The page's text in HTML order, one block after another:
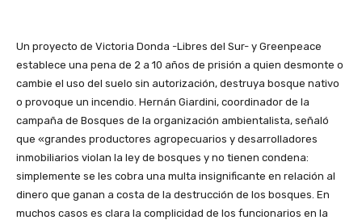
Un proyecto de Victoria Donda -Libres del Sur- y Greenpeace
establece una pena de 2 a 10 años de prisión a quien desmonte o
cambie el uso del suelo sin autorización, destruya bosque nativo
o provoque un incendio. Hernán Giardini, coordinador de la
campaña de Bosques de la organización ambientalista, señaló
que «grandes productores agropecuarios y desarrolladores
inmobiliarios violan la ley de bosques y no tienen condena:
simplemente se les cobra una multa insignificante en relación al
dinero que ganan a costa de la destrucción de los bosques. En
muchos casos es clara la complicidad de los funcionarios en la